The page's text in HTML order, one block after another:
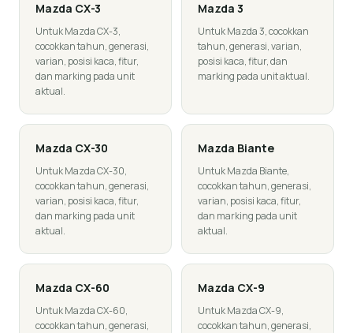
Mazda CX-3
Untuk Mazda CX-3,
cocokkan tahun, generasi,
varian, posisi kaca, fitur,
dan marking pada unit
aktual.
Mazda 3
Untuk Mazda 3, cocokkan
tahun, generasi, varian,
posisi kaca, fitur, dan
marking pada unit aktual.
Mazda CX-30
Untuk Mazda CX-30,
cocokkan tahun, generasi,
varian, posisi kaca, fitur,
dan marking pada unit
aktual.
Mazda Biante
Untuk Mazda Biante,
cocokkan tahun, generasi,
varian, posisi kaca, fitur,
dan marking pada unit
aktual.
Mazda CX-60
Untuk Mazda CX-60,
cocokkan tahun, generasi,
Mazda CX-9
Untuk Mazda CX-9,
cocokkan tahun, generasi,